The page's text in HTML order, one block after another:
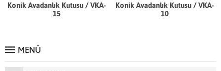
Konik Avadanlık Kutusu / VKA-
15
Konik Avadanlık Kutusu / VKA-
10
MENÜ